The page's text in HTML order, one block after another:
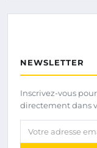
NEWSLETTER
Inscrivez-vous
directement dans
Votre adresse